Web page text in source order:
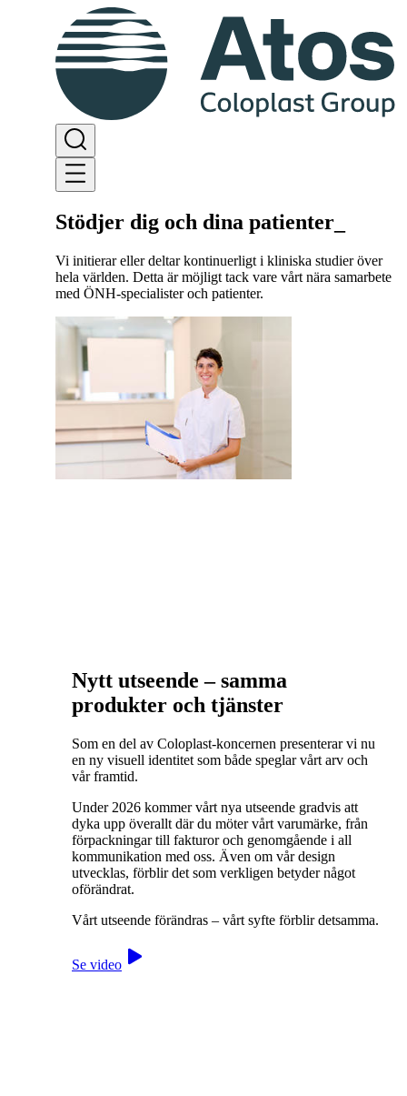
Stödjer dig och dina patienter_
Vi initierar eller deltar kontinuerligt i kliniska studier över
hela världen. Detta är möjligt tack vare vårt nära samarbete
med ÖNH-specialister och patienter.
Nytt utseende – samma
produkter och tjänster
Som en del av Coloplast-koncernen presenterar vi nu
en ny visuell identitet som både speglar vårt arv och
vår framtid.
Under 2026 kommer vårt nya utseende gradvis att
dyka upp överallt där du möter vårt varumärke, från
förpackningar till fakturor och genomgående i all
kommunikation med oss. Även om vår design
utvecklas, förblir det som verkligen betyder något
oförändrat.
Vårt utseende förändras – vårt syfte förblir detsamma.
Se video